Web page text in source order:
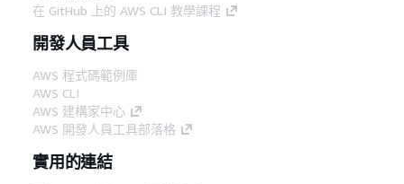
在 GitHub 上的 AWS CLI 教學課程
開發人員工具
AWS 程式碼範例庫
AWS CLI
AWS 建構家中心
AWS 開發人員工具部落格
實用的連結